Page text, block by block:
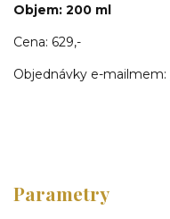
Objem: 200 ml
Cena: 629,-
Objednávky e-mailmem:
Parametry